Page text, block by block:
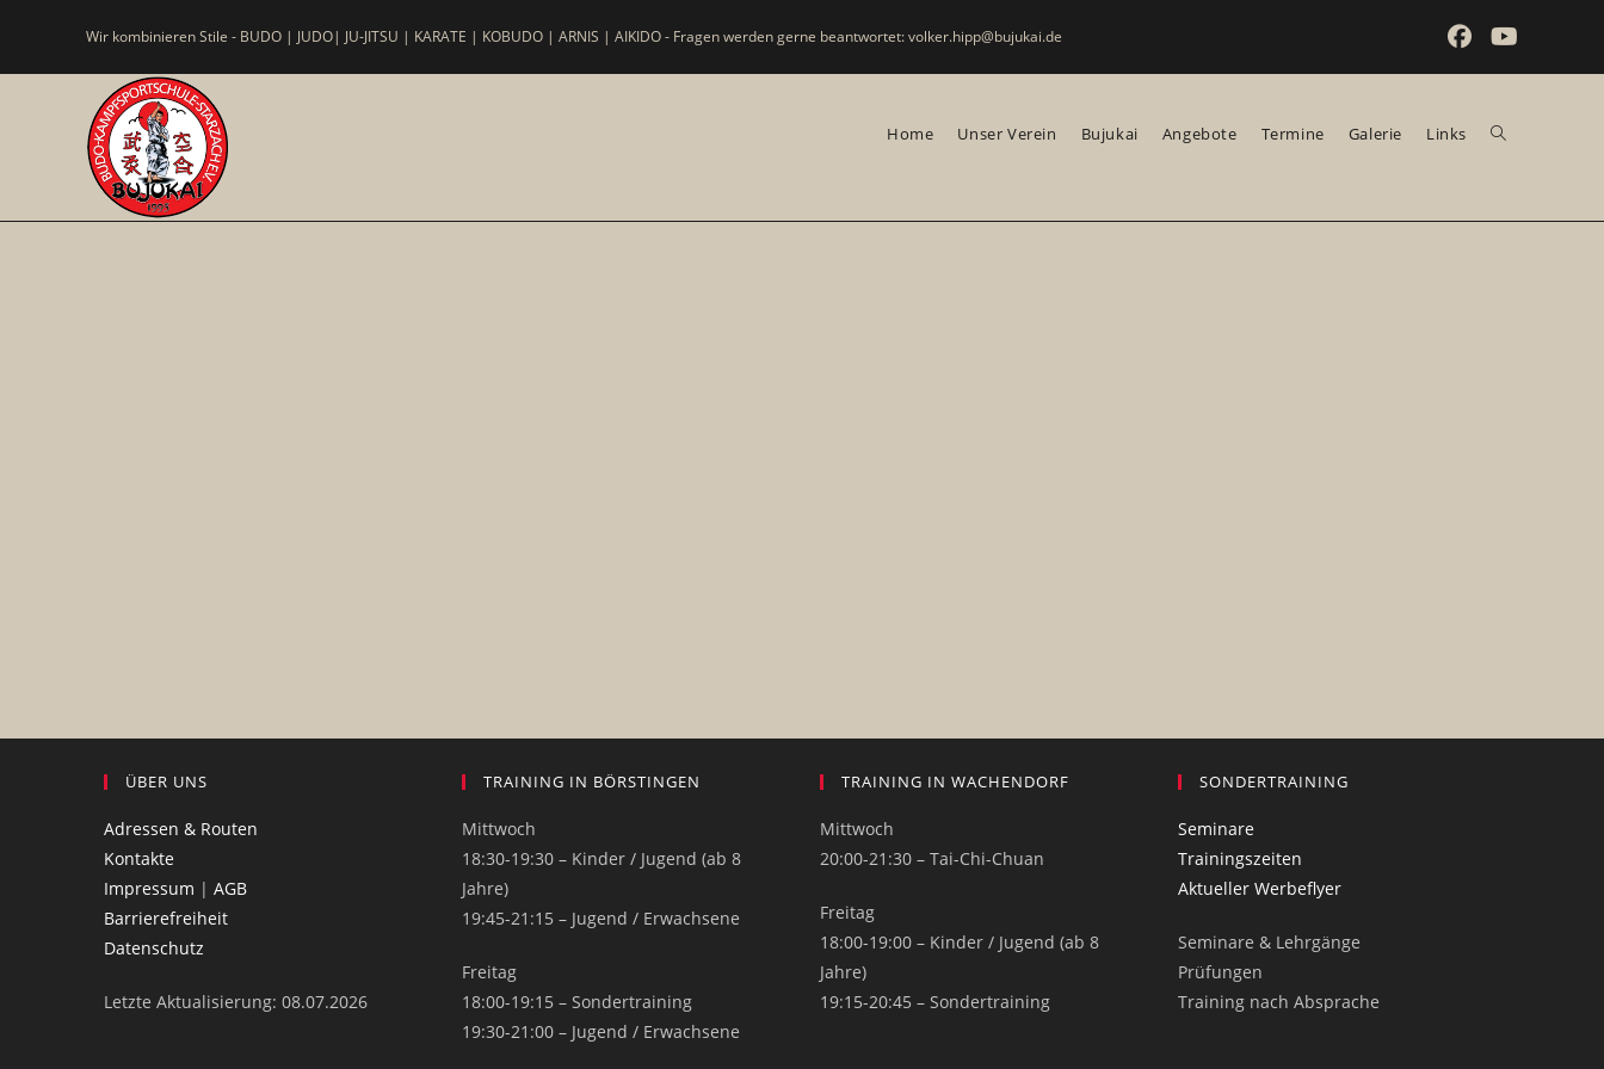
Wir kombinieren Stile - BUDO | JUDO| JU-JITSU | KARATE | KOBUDO | ARNIS | AIKIDO - Fragen werden gerne beantwortet: volker.hipp@bujukai.de
Home Unser Verein Bujukai Angebote Termine Galerie Links
ÜBER UNS
Adressen & Routen
Kontakte
Impressum | AGB
Barrierefreiheit
Datenschutz
Letzte Aktualisierung: 08.07.2026
TRAINING IN BÖRSTINGEN
Mittwoch
18:30-19:30 – Kinder / Jugend (ab 8
Jahre)
19:45-21:15 – Jugend / Erwachsene
Freitag
18:00-19:15 – Sondertraining
19:30-21:00 – Jugend / Erwachsene
TRAINING IN WACHENDORF
Mittwoch
20:00-21:30 – Tai-Chi-Chuan
Freitag
18:00-19:00 – Kinder / Jugend (ab 8
Jahre)
19:15-20:45 – Sondertraining
SONDERTRAINING
Seminare
Trainingszeiten
Aktueller Werbeflyer
Seminare & Lehrgänge
Prüfungen
Training nach Absprache